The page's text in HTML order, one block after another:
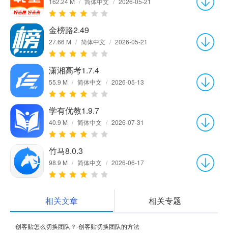
金榜路2.49
27.66 M / 简体中文 / 2026-05-21
潇湘高考1.7.4
55.9 M / 简体中文 / 2026-05-13
学有优教1.9.7
40.9 M / 简体中文 / 2026-07-31
竹马8.0.3
98.9 M / 简体中文 / 2026-06-17
相关文章 相关专题
创客贴怎么切换团队？-创客贴切换团队的方法